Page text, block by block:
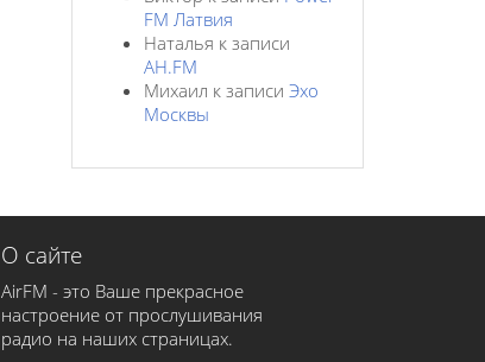
FM Латвия
Наталья к записи
AH.FM
Михаил к записи Эхо
Москвы
О сайте
AirFM - это Ваше прекрасное
настроение от прослушивания
радио на наших страницах.